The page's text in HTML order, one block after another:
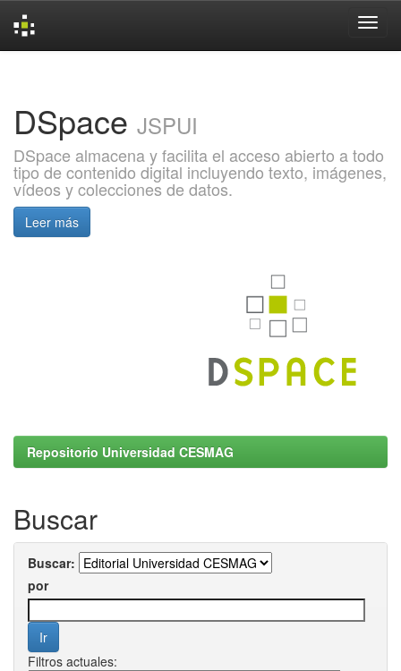
DSpace JSPUI
DSpace almacena y facilita el acceso abierto a todo
tipo de contenido digital incluyendo texto, imágenes,
vídeos y colecciones de datos.
Leer más
Repositorio Universidad CESMAG
Buscar
Buscar:
por
Filtros actuales: